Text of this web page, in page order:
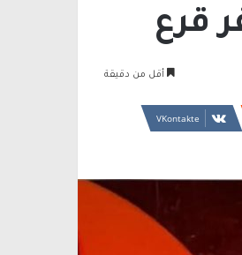
قرع
أقل من دقيقة